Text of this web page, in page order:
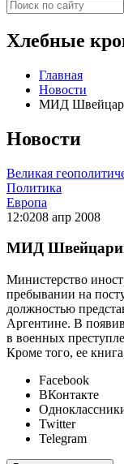
Хлебные
Главная
Новости
МИД
Новости
Великая
Политика
Европа
12:0208 апр 2008
МИД
Министерство
пребывании на
должностью
Аргентине. В
в военных
Кроме того, ее
Facebook
ВКонтакте
Twitter
Telegram